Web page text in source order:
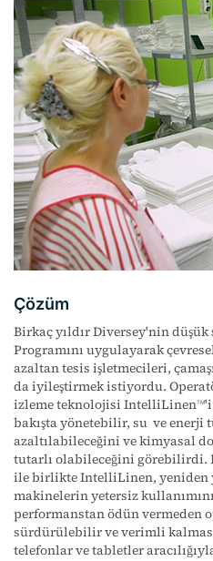
Çözüm
Birkaç yıldır Diversey'nin düşük
Programını uygulayarak
azaltan tesis işletmecileri,
da iyileştirmek istiyordu.
izleme teknolojisi IntelliLinenTM
bakışta yönetebilir, su ve enerji
azaltılabileceğini ve kimyasal
tutarlı olabileceğini görebilirdi.
ile birlikte IntelliLinen, yeniden
makinelerin yetersiz
performanstan ödün vermeden
sürdürülebilir ve verimli
telefonlar ve tabletler